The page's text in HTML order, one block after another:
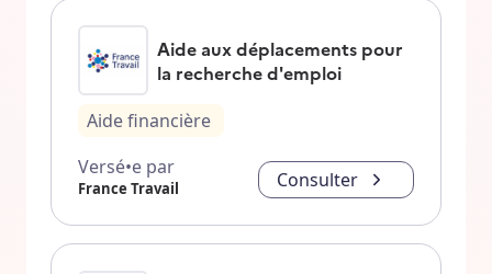
Aide aux déplacements pour
la recherche d'emploi
Aide financière
Versé•e par
France Travail Consulter